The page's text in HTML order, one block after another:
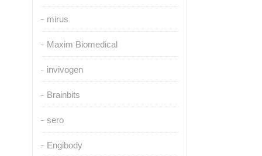
mirus
Maxim Biomedical
invivogen
Brainbits
sero
Engibody